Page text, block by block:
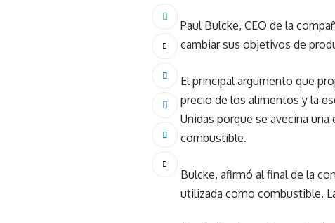
Paul Bulcke, CEO de la
cambiar sus objetivos de
El principal argumento que
precio de los alimentos y la
Unidas porque se avecina
combustible.
Bulcke, afirmó al final de la
utilizada como combustible.